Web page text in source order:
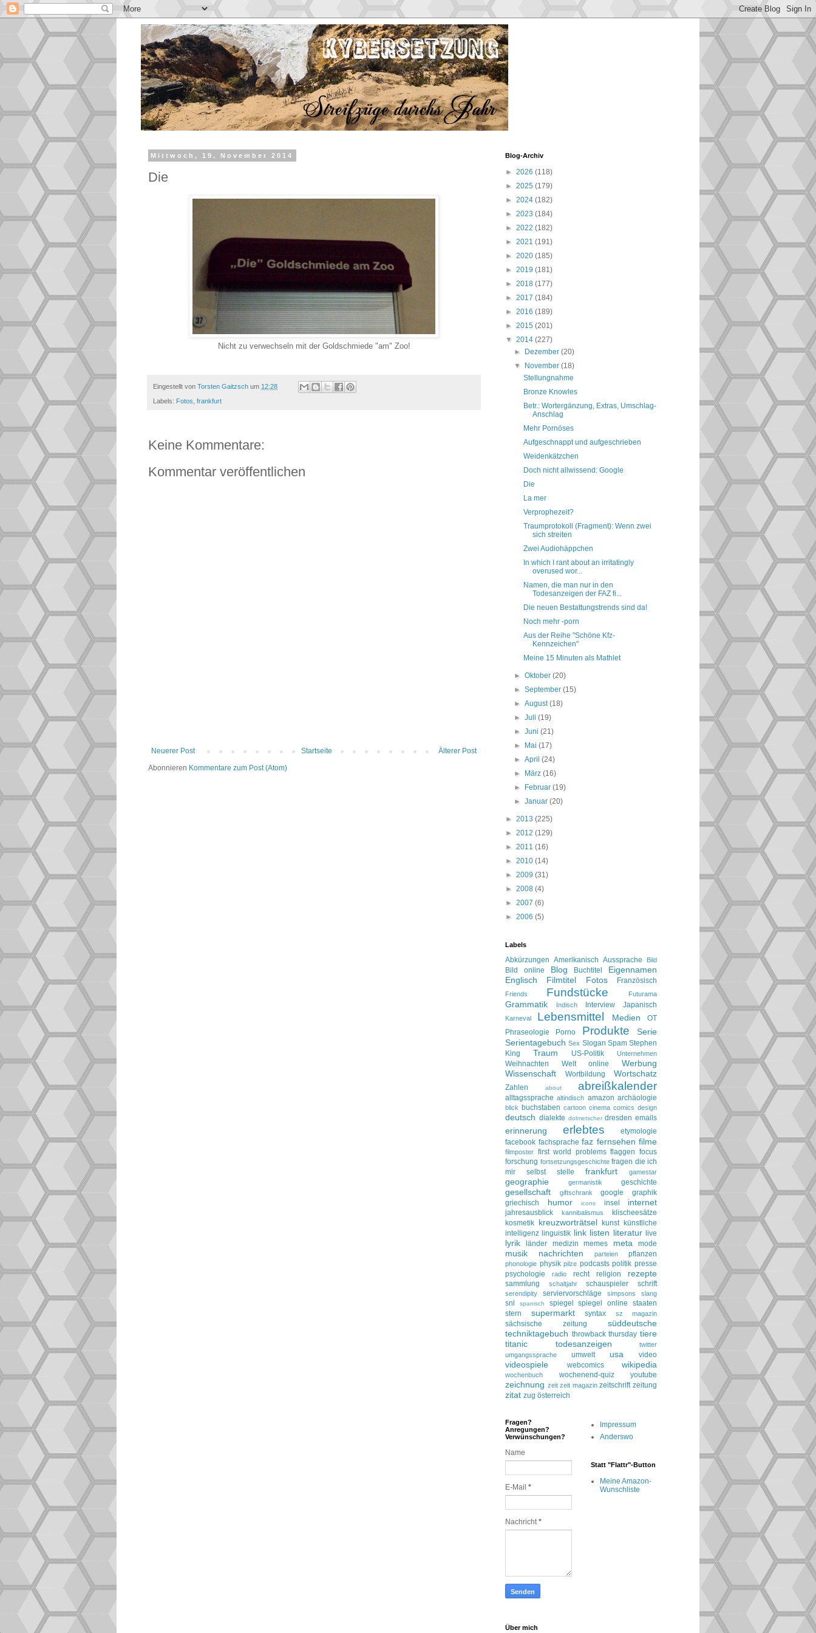
Mittwoch, 19. November 2014
Die
Nicht zu verwechseln mit der Goldschmiede "am" Zoo!
Eingestellt von Torsten Gaitzsch um 12:28
Labels: Fotos frankfurt
Keine Kommentare:
Kommentar veröffentlichen
Neuerer Post Älterer Post
Startseite
Abonnieren Kommentare zum Post (Atom)
Blog-Archiv
► 2026 (118)
► 2025 (179)
► 2024 (182)
► 2023 (184)
► 2022 (182)
► 2021 (191)
► 2020 (185)
► 2019 (181)
► 2018 (177)
► 2017 (184)
► 2016 (189)
► 2015 (201)
▼ 2014 (227)
►
Dezember(20)
▼
November(18)
Stellungnahme
Bronze Knowles
Betr.: Wortergänzung, Extras, Umschlag-
Anschlag
Mehr Pornöses
Aufgeschnappt und aufgeschrieben
Weidenkätzchen
Doch nicht allwissend: Google
Die
La mer
Verprophezeit?
Traumprotokoll (Fragment): Wenn zwei
sich streiten
Zwei Audiohäppchen
In which I rant about an irritatingly
overused wor...
Namen, die man nur in den
Todesanzeigen der FAZ fi...
Die neuen Bestattungstrends sind da!
Noch mehr -porn
Aus der Reihe "Schöne Kfz-
Kennzeichen"
Meine 15 Minuten als Mathlet
►Oktober(20)
►September(15)
►August(18)
►Juli(19)
►Juni(21)
►
Mai(17)
►April(24)
►
März(16)
►
Februar(19)
►Januar(20)
► 2013 (225)
► 2012 (129)
► 2011 (16)
► 2010 (14)
► 2009 (31)
► 2008 (4)
► 2007 (6)
► 2006 (5)
Labels
Abkürzungen Amerikanisch Aussprache Bild
Bild online Blog Buchtitel
Eigennamen
Englisch
Filmtitel Fotos Französisch
Friends Fundstücke Futurama
Grammatik Indisch Interview Japanisch
Karneval Lebensmittel Medien
OT
Phraseologie
Porno Produkte
Serie
Serientagebuch Sex Slogan Spam Stephen
King
Traum US-Politik Unternehmen
Weihnachten Welt online
Werbung
Wissenschaft
Wortbildung Wortschatz
Zahlen about abreißkalender
alltagssprache altindisch amazon archäologie
blick buchstaben cartoon cinema comics design
deutsch dialekte dolmetscher dresden emails
erinnerung erlebtes
etymologie
facebook fachsprache faz fernsehen filme
filmposter first world problems flaggen focus
forschung fortsetzungsgeschichte fragen die ich
mir selbst stelle
frankfurt gamestar
geographie germanistik geschichte
gesellschaft giftschrank google
graphik
griechisch
humor icons insel internet
jahresausblick kannibalismus
klischeesätze
kosmetik kreuzworträtsel kunst
künstliche
intelligenz linguistik link listen literatur live
lyrik länder medizin memes meta mode
musik nachrichten parteien pflanzen
phonologie physik pilze podcasts politik presse
psychologie
radio recht religion rezepte
sammlung schaltjahr schauspieler schrift
serendipity serviervorschläge simpsons slang
snl spanisch spiegel spiegel online
staaten
stern
supermarkt syntax sz magazin
sächsische zeitung
süddeutsche
techniktagebuch throwback thursday tiere
titanic
todesanzeigen
twitter
umgangssprache
umwelt usa video
videospiele webcomics wikipedia
wochenbuch wochenend-quiz youtube
zeichnung zeit zeit magazin zeitschrift zeitung
zitat zug österreich
Fragen?
Anregungen?
Verwünschungen?
Name
E-Mail *
Nachricht*
Impressum
Anderswo
Statt "Flattr"-Button
Meine Amazon-
Wunschliste
Über mich